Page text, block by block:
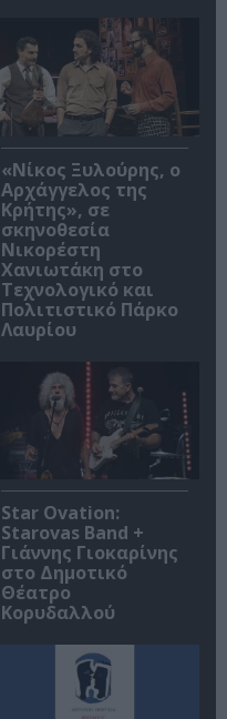
«Νίκος Ξυλούρης, ο
Αρχάγγελος της
Κρήτης», σε
σκηνοθεσία
Νικορέστη
Χανιωτάκη στο
Τεχνολογικό και
Πολιτιστικό Πάρκο
Λαυρίου
Star Ovation:
Starovas Band +
Γιάννης Γιοκαρίνης
στο Δημοτικό
Θέατρο
Κορυδαλλού